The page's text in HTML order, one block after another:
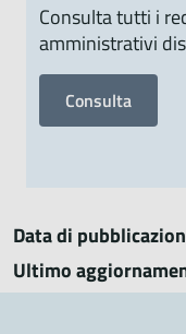
Consulta tutti i
amministrativi
Consulta
Data di
Ultimo